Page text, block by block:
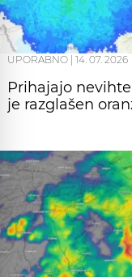
UPORABNO 14. 07. 2026
Prihajajo
je razglašen